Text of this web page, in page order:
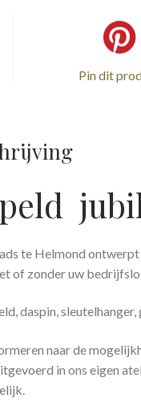
Pin dit
te Helmond
of zonder uw
daspin,
naar de
in ons eigen